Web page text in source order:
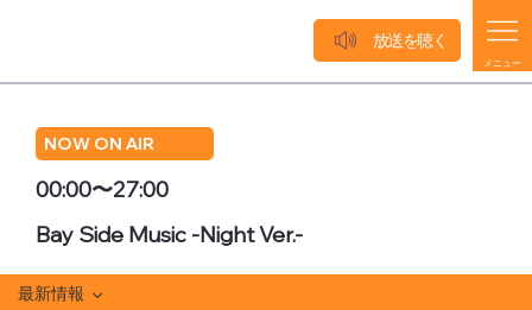
NOW ON AIR
00:00〜27:00
Bay Side Music -Night Ver.-
メニュー
放送を聴く
最新情報